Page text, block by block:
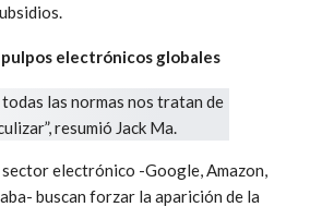
electrónicos globales
sector electrónico -Google, Amazon,
buscan forzar la aparición de la